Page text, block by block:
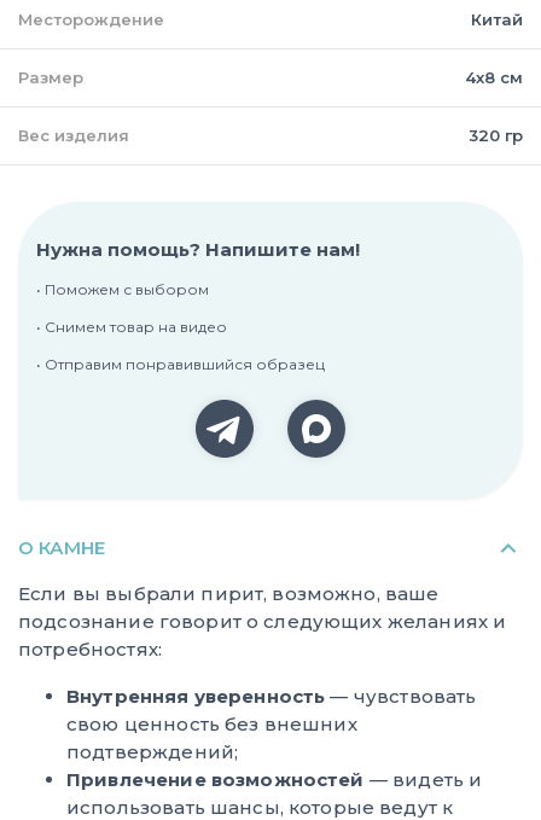
Месторождение Китай
Размер 4х8 см
Вес изделия 320 гр
Нужна помощь? Напишите нам!
• Поможем с выбором
• Снимем товар на видео
• Отправим понравившийся образец
О КАМНЕ
Если вы выбрали пирит, возможно, ваше
подсознание говорит о следующих желаниях и
потребностях:
Внутренняя уверенность — чувствовать
свою ценность без внешних
подтверждений;
Привлечение возможностей — видеть и
использовать шансы, которые ведут к